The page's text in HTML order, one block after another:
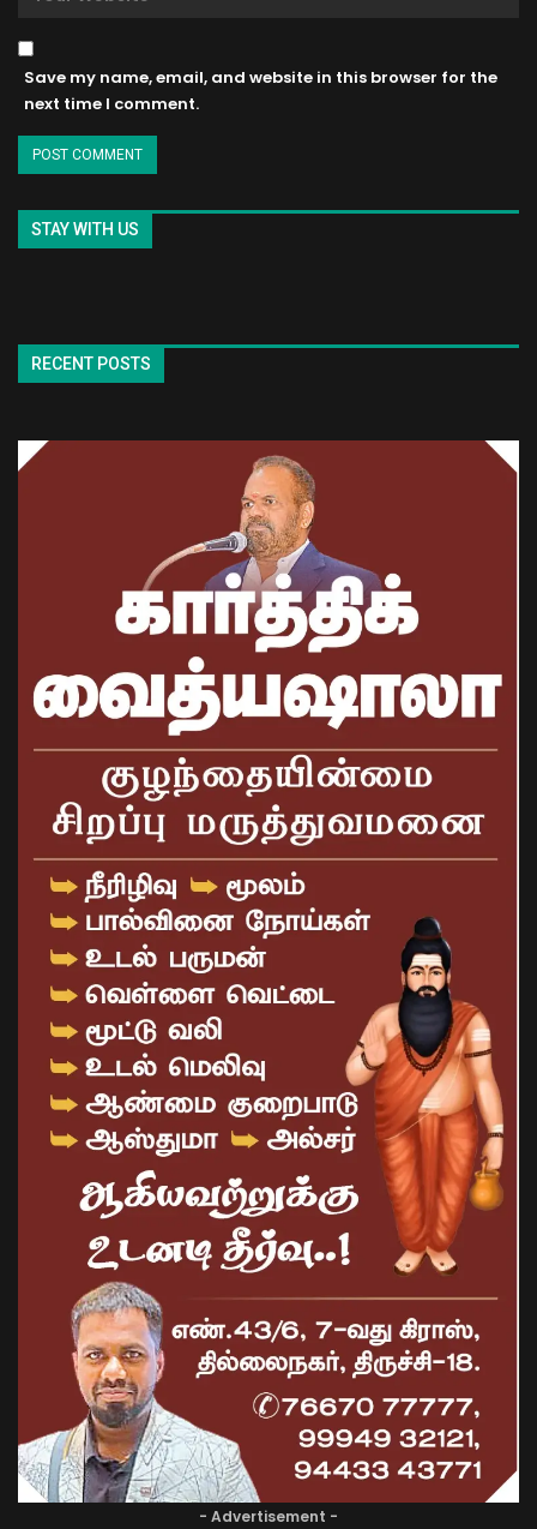
Save my name, email, and website in this browser for the
next time I comment.
STAY WITH US
RECENT POSTS
- Advertisement -